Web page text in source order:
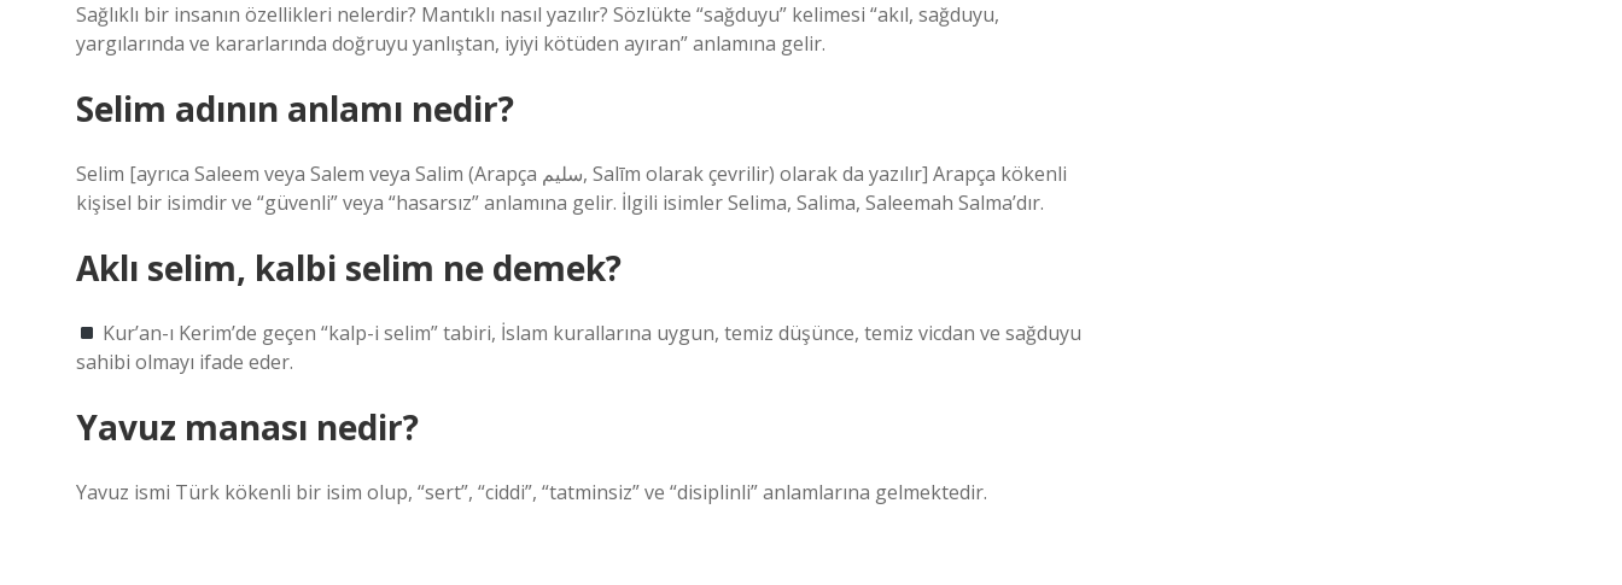
Sağlıklı bir insanın özellikleri nelerdir? Mantıklı nasıl yazılır? Sözlükte “sağduyu” kelimesi “akıl, sağduyu,
yargılarında ve kararlarında doğruyu yanlıştan, iyiyi kötüden ayıran” anlamına gelir.
Selim adının anlamı nedir?
Selim [ayrıca Saleem veya Salem veya Salim (Arapça سليم, Salīm olarak çevrilir) olarak da yazılır] Arapça kökenli
kişisel bir isimdir ve “güvenli” veya “hasarsız” anlamına gelir. İlgili isimler Selima, Salima, Saleemah Salma’dır.
Aklı selim, kalbi selim ne demek?
Kur’an-ı Kerim’de geçen “kalp-i selim” tabiri, İslam kurallarına uygun, temiz düşünce, temiz vicdan ve sağduyu
sahibi olmayı ifade eder.
Yavuz manası nedir?
Yavuz ismi Türk kökenli bir isim olup, “sert”, “ciddi”, “tatminsiz” ve “disiplinli” anlamlarına gelmektedir.